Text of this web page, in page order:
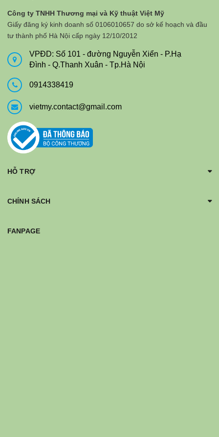
Công ty TNHH Thương mại và Kỹ thuật Việt Mỹ
Giấy đăng ký kinh doanh số 0106010657 do sở kế hoạch và đầu
tư thành phố Hà Nội cấp ngày 12/10/2012
VPĐD: Số 101 - đường Nguyễn Xiển - P.Hạ
Đình - Q.Thanh Xuân - Tp.Hà Nội
0914338419
vietmy.contact@gmail.com
HỖ TRỢ
CHÍNH SÁCH
FANPAGE